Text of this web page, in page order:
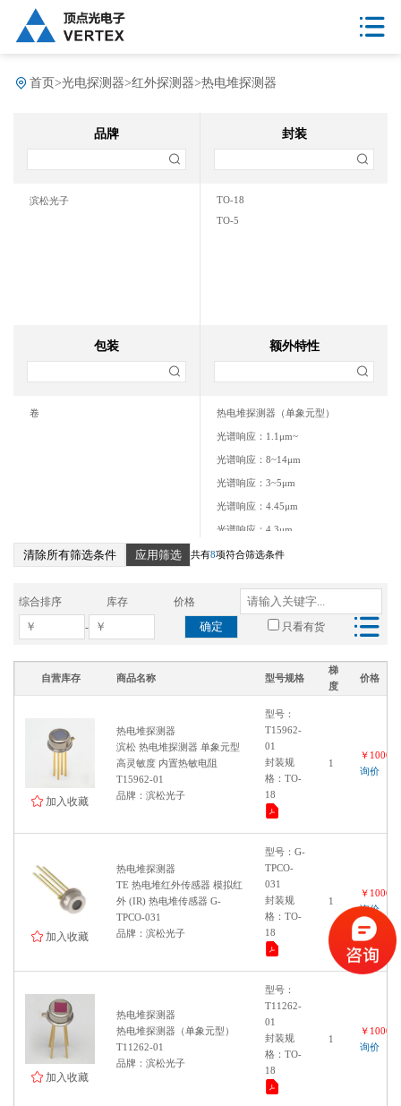
首页 >光电探测器>红外探测器>热电堆探测器
品牌
滨松光子
封装
TO-18
TO-5
包装
卷
额外特性
热电堆探测器（单象元型）
光谱响应：1.1μm~
光谱响应：8~14μm
光谱响应：3~5μm
光谱响应：4.45μm
光谱响应：4.3μm
热电堆探测器（双象元型）
清除所有筛选条件 应用筛选 共有8项符合筛选条件
综合排序 库存 价格
- 确定 只看有货
自营库存 商品名称 型号规格
梯
度
价格
加入收藏
热电堆探测器
滨松 热电堆探测器 单象元型
高灵敏度 内置热敏电阻
T15962-01
品牌：滨松光子
型号：
T15962-
01
封装规
格：TO-
18
1
￥
询价
加入收藏
热电堆探测器
TE 热电堆红外传感器 模拟红
外 (IR) 热电堆传感器 G-
TPCO-031
品牌：滨松光子
型号：G-
TPCO-
031
封装规
格：TO-
18
1
￥
询价
加入收藏
热电堆探测器
热电堆探测器（单象元型）
T11262-01
品牌：滨松光子
型号：
T11262-
01
封装规
格：TO-
18
1
￥
询价